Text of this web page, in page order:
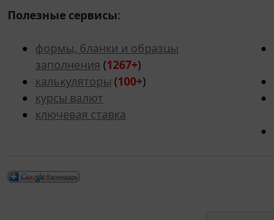
Полезные сервисы:
формы, бланки и образцы
заполнения (1267+)
калькуляторы (100+)
курсы валют
ключевая ставка